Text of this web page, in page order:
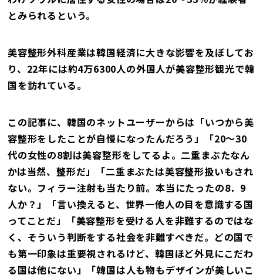
とみられるという。
美容整形外科産業は韓国経済に大きな影響を及ぼしてお
り、22年には約4万6300人の外国人が美容整形観光で韓
国を訪れている。
この記事に、韓国のネットユーザーからは「いつから美
容整形をしたことが自慢になったんだろう」「20～30
代の女性の8割は美容整形をしてるよ。二重まぶたなん
かは当然、整形だ」「二重まぶたは美容整形扱いもされ
ない。フィラー注射も当たり前。本当にたったの8．9
人か？」「言い換えると、世界一他人の目を意識する国
ってことだ」「美容整形を受ける人を非難するのではな
く、そういう判断をする社会を非難すべきだ。どの国で
も第一印象は重要視されるけど、韓国ほど外見にこだわ
る国は他にない」「韓国は人も物もデザインが美しいこ